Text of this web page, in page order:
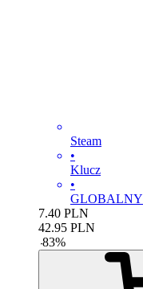
Steam
•
Klucz
•
GLOBALNY
7.40 PLN
42.95 PLN
-83%